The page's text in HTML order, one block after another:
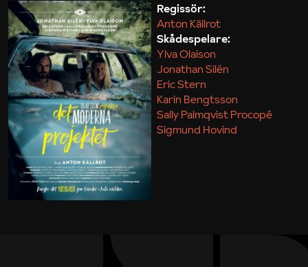
Maja Kekonius
Regissör:
Anton Källrot
Skådespelare:
Ylva Olaison
Jonathan Silén
Eric Stern
Karin Bengtsson
Sally Palmqvist Procopé
Sigmund Hovind